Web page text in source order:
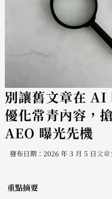
別讓舊文章在 AI
優化常青內容，
AEO 曝光先機
發布日期：2026 年 3 月 5 日文章
重點摘要